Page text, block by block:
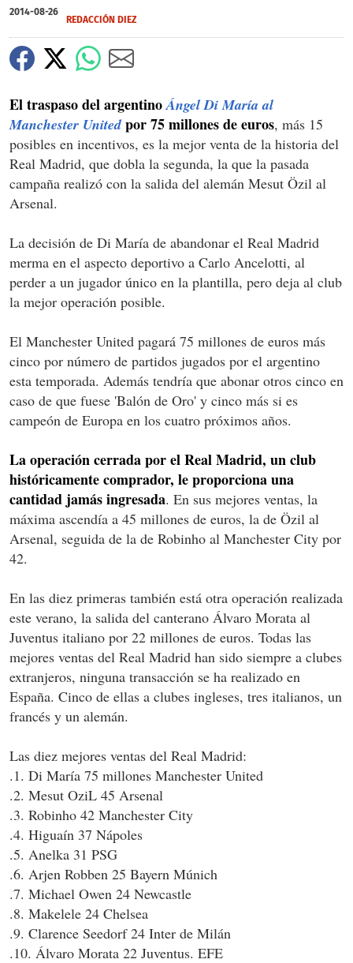
2014-08-26
REDACCIÓN DIEZ
El traspaso del argentinoÁngel Di María al
Manchester Unitedpor 75 millones de euros, más 15
posibles en incentivos, es la mejor venta de la historia del
Real Madrid, que dobla la segunda, la que la pasada
campaña realizó con la salida del alemán Mesut Özil al
Arsenal.
La decisión de Di María de abandonar el Real Madrid
merma en el aspecto deportivo a Carlo Ancelotti, al
perder a un jugador único en la plantilla, pero deja al club
la mejor operación posible.
El Manchester United pagará 75 millones de euros más
cinco por número de partidos jugados por el argentino
esta temporada. Además tendría que abonar otros cinco en
caso de que fuese 'Balón de Oro' y cinco más si es
campeón de Europa en los cuatro próximos años.
La operación cerrada por el Real Madrid, un club
históricamente comprador, le proporciona una
cantidad jamás ingresada. En sus mejores ventas, la
máxima ascendía a 45 millones de euros, la de Özil al
Arsenal, seguida de la de Robinho al Manchester City por
42.
En las diez primeras también está otra operación realizada
este verano, la salida del canterano Álvaro Morata al
Juventus italiano por 22 millones de euros. Todas las
mejores ventas del Real Madrid han sido siempre a clubes
extranjeros, ninguna transacción se ha realizado en
España. Cinco de ellas a clubes ingleses, tres italianos, un
francés y un alemán.
Las diez mejores ventas del Real Madrid:
.1. Di María 75 millones Manchester United
.2. Mesut OziL 45 Arsenal
.3. Robinho 42 Manchester City
.4. Higuaín 37 Nápoles
.5. Anelka 31 PSG
.6. Arjen Robben 25 Bayern Múnich
.7. Michael Owen 24 Newcastle
.8. Makelele 24 Chelsea
.9. Clarence Seedorf 24 Inter de Milán
.10. Álvaro Morata 22 Juventus. EFE